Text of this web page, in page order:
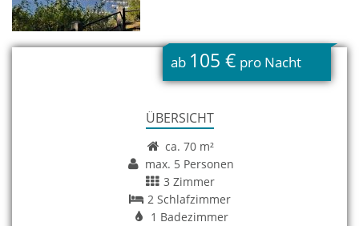
ab 105 € pro Nacht
ÜBERSICHT
ca. 70 m²
max. 5 Personen
3 Zimmer
2 Schlafzimmer
1 Badezimmer